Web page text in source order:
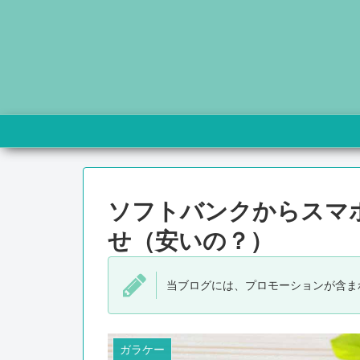
ソフトバンクからスマ
せ（安いの？）
当ブログには、プロモーションが含
ガラケー